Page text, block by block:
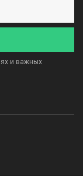
и важных